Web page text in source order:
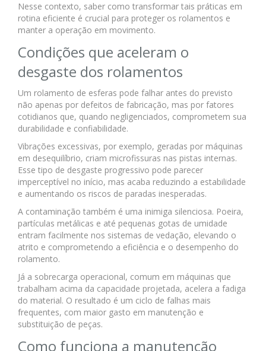
Nesse contexto, saber como transformar tais práticas em
rotina eficiente é crucial para proteger os rolamentos e
manter a operação em movimento.
Condições que aceleram o
desgaste dos rolamentos
Um rolamento de esferas pode falhar antes do previsto
não apenas por defeitos de fabricação, mas por fatores
cotidianos que, quando negligenciados, comprometem sua
durabilidade e confiabilidade.
Vibrações excessivas, por exemplo, geradas por máquinas
em desequilíbrio, criam microfissuras nas pistas internas.
Esse tipo de desgaste progressivo pode parecer
imperceptível no início, mas acaba reduzindo a estabilidade
e aumentando os riscos de paradas inesperadas.
A contaminação também é uma inimiga silenciosa. Poeira,
partículas metálicas e até pequenas gotas de umidade
entram facilmente nos sistemas de vedação, elevando o
atrito e comprometendo a eficiência e o desempenho do
rolamento.
Já a sobrecarga operacional, comum em máquinas que
trabalham acima da capacidade projetada, acelera a fadiga
do material. O resultado é um ciclo de falhas mais
frequentes, com maior gasto em manutenção e
substituição de peças.
Como funciona a manutenção